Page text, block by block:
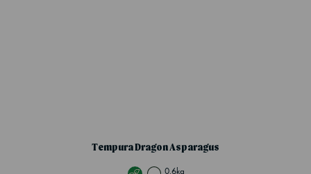
Tempura Dragon Asparagus
0.6kg